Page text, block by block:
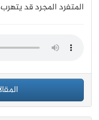
المتفرد المجرد قد